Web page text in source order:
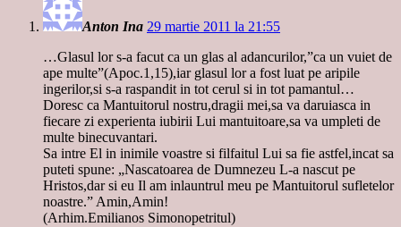
Anton Ina 29 martie 2011 la 21:55
…Glasul lor s-a facut ca un glas al adancurilor,”ca un vuiet de
ape multe”(Apoc.1,15),iar glasul lor a fost luat pe aripile
ingerilor,si s-a raspandit in tot cerul si in tot pamantul…
Doresc ca Mantuitorul nostru,dragii mei,sa va daruiasca in
fiecare zi experienta iubirii Lui mantuitoare,sa va umpleti de
multe binecuvantari.
Sa intre El in inimile voastre si filfaitul Lui sa fie astfel,incat sa
puteti spune: „Nascatoarea de Dumnezeu L-a nascut pe
Hristos,dar si eu Il am inlauntrul meu pe Mantuitorul sufletelor
noastre.” Amin,Amin!
(Arhim.Emilianos Simonopetritul)